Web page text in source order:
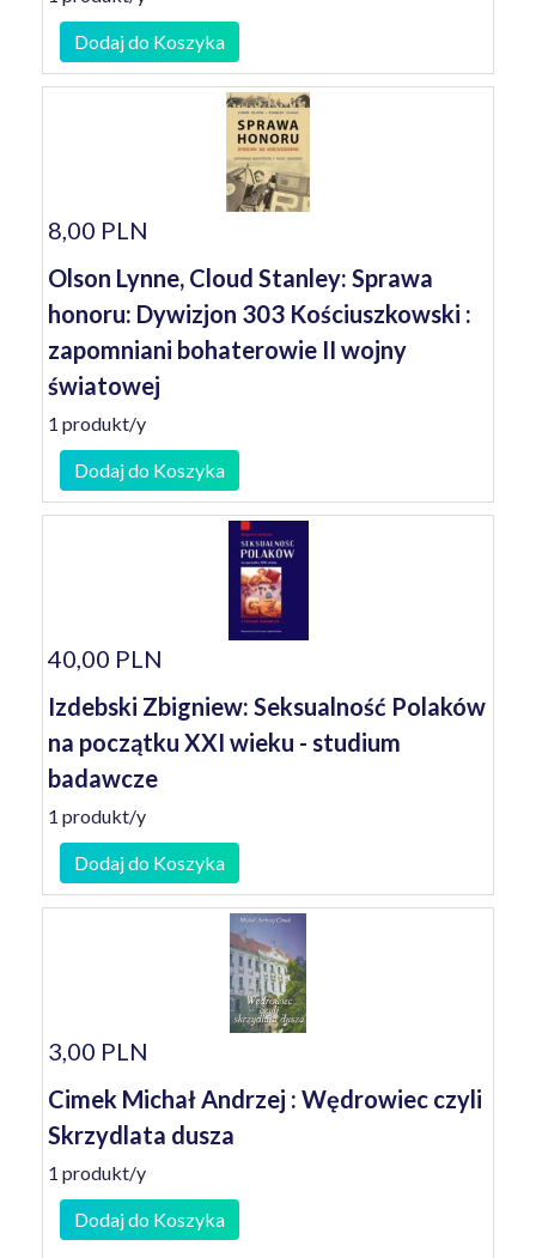
Dodaj do Koszyka
8,00 PLN
Olson Lynne, Cloud Stanley: Sprawa
honoru: Dywizjon 303 Kościuszkowski :
zapomniani bohaterowie II wojny
światowej
1 produkt/y
Dodaj do Koszyka
40,00 PLN
Izdebski Zbigniew: Seksualność Polaków
na początku XXI wieku - studium
badawcze
1 produkt/y
Dodaj do Koszyka
3,00 PLN
Cimek Michał Andrzej : Wędrowiec czyli
Skrzydlata dusza
1 produkt/y
Dodaj do Koszyka